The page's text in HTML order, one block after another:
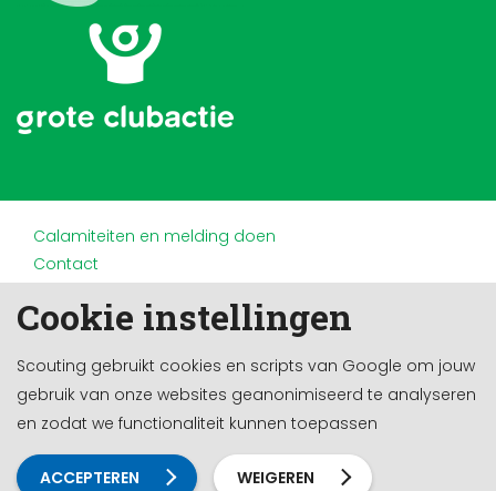
Cookie instellingen
Scouting gebruikt cookies en scripts van Google om jouw
gebruik van onze websites geanonimiseerd te analyseren
en zodat we functionaliteit kunnen toepassen
ACCEPTEREN WEIGEREN
Calamiteiten en melding doen
Contact
Doneren en nalaten
Privacy
Werken bij
Cookie-instellingen
Ontwikkeld door a&m impact